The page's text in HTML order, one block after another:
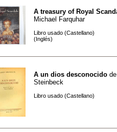
A treasury of Royal
Michael Farquhar
Libro usado (Castellano)
(Inglés)
A un dios desconocido
Steinbeck
Libro usado (Castellano)